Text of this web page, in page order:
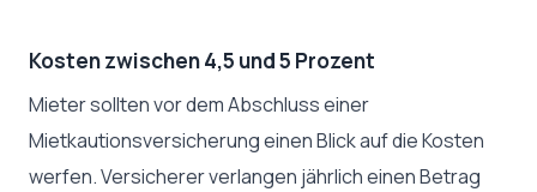
Kosten zwischen 4,5 und 5 Prozent
Mieter sollten vor dem Abschluss einer
Mietkautionsversicherung einen Blick auf die Kosten
werfen. Versicherer verlangen jährlich einen Betrag